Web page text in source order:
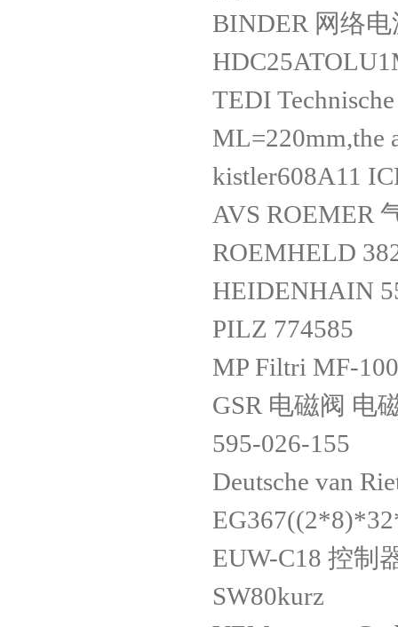
BINDER 网络
TEDI
ML=220mm,the
kistler608A11
AVS ROEMER
ROEMHELD
HEIDENHAIN
PILZ 774585
MP Filtri MF-
GSR 电磁阀 电
595-026-155
Deutsche van
EUW-C18 控制
SW80kurz